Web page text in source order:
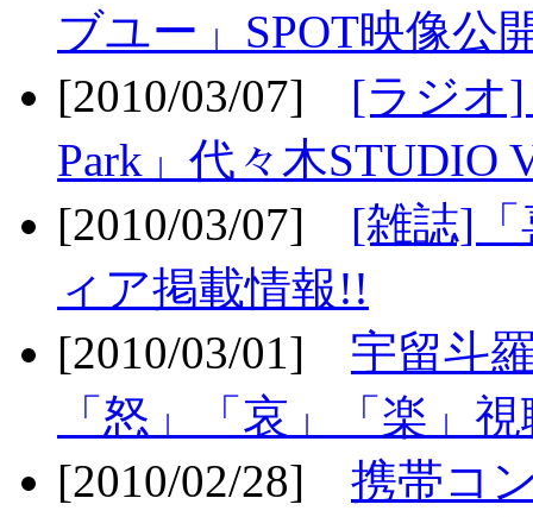
ブユー」SPOT映像公
[2010/03/07] [ラジオ]
Park」代々木STUDIO
[2010/03/07] [雑誌]「
ィア掲載情報!!
[2010/03/01] 宇留斗
「怒」「哀」「楽」
[2010/02/28] 携帯コ